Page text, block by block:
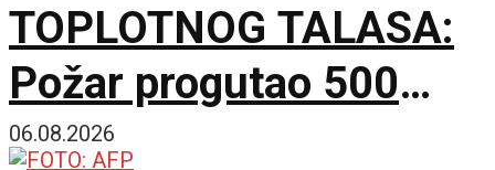
TOPLOTNOG TALASA:
Požar progutao 500
hektara Peščare, sutra
06.08.2026